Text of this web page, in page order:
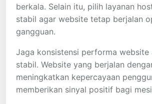
berkala. Selain itu, pilih layanan
stabil agar website tetap berjalan
gangguan.
Jaga konsistensi performa website
stabil. Website yang berjalan
meningkatkan kepercayaan
memberikan sinyal positif bagi